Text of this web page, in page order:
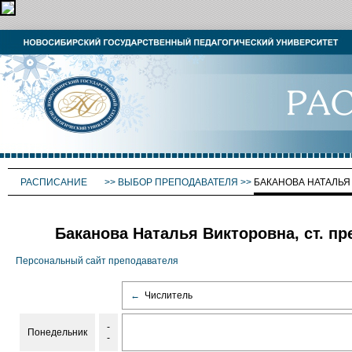
РАСПИСАНИЕ >> ВЫБОР ПРЕПОДАВАТЕЛЯ >> БАКАНОВА
Баканова Наталья Викторовна, ст.
Персональный сайт преподавателя
← Числитель
Понедельник
-
-